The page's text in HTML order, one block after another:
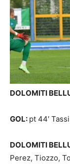
DOLOMITI
GOL: pt 44′
DOLOMITI
Perez, Tiozzo,